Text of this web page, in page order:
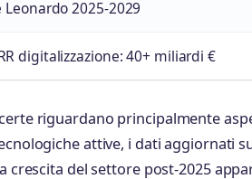
2025-2029
digitalizzazione: 40+ miliardi €
riguardano principalmente
attive, i dati aggiornati
crescita del settore post-2025